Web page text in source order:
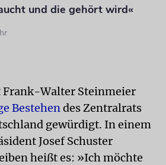
und die gehört wird«
Frank-Walter Steinmeier
Bestehendes Zentralrats
gewürdigt. In einem
Josef Schuster
heißt es: »Ich möchte